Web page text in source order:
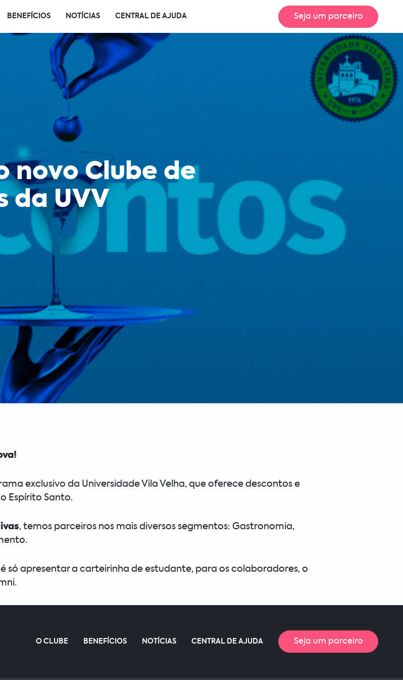
BENEFÍCIOS NOTÍCIAS CENTRAL DE AJUDA Seja um parceiro
novo Clube de
da UVV
exclusivo da Universidade Vila Velha, que oferece descontos e
Espírito Santo.
, temos parceiros nos mais diversos segmentos: Gastronomia,
só apresentar a carteirinha de estudante, para os colaboradores, o
O CLUBE BENEFÍCIOS NOTÍCIAS CENTRAL DE AJUDA Seja um parceiro